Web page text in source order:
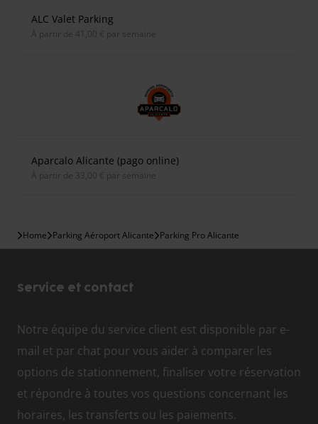
ALC Valet Parking
À partir de 41,00 € par semaine
Aparcalo Alicante (pago online)
À partir de 33,00 € par semaine
Home Parking Aéroport Alicante Parking Pro Alicante
Service et contact
Notre équipe du service client est disponible par e-
mail et par chat pour vous aider à comparer les
options de stationnement, finaliser votre réservation
et répondre à toutes vos questions concernant les
horaires, les transferts ou les paiements.